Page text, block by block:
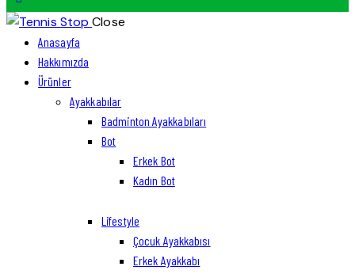
Close
Anasayfa
Hakkımızda
Ürünler
Ayakkabılar
Badminton Ayakkabıları
Bot
Erkek Bot
Kadın Bot
Lifestyle
Çocuk Ayakkabısı
Erkek Ayakkabı